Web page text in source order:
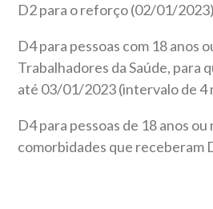
D2 para o reforço (02/01/2023)
D4 para pessoas com 18 anos
Trabalhadores da Saúde, para
até 03/01/2023 (intervalo de 4
D4 para pessoas de 18 anos ou
comorbidades que receberam